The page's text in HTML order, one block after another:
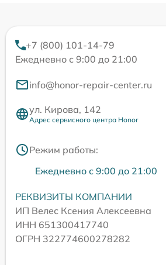
+7 (800) 101-14-79
Ежедневно с 9:00 до 21:00
info@honor-repair-center.ru
ул. Кирова, 142
Адрес сервисного центра Honor
Режим работы:
Ежедневно с 9:00 до 21:00
РЕКВИЗИТЫ КОМПАНИИ
ИП Велес Ксения Алексеевна
ИНН 651300417740
ОГРН 322774600278282